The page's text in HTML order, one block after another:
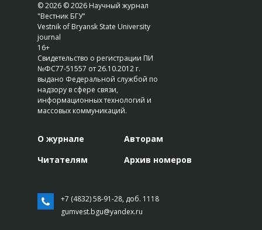
© 2026 © 2026 Научный журнал
"Вестник БГУ"
Vestnik of Bryansk State University
journal
16+
Свидетельство о регистрации ПИ
№ФС77-51557 от 26.10.2012 г.
выдано Федеральной службой по
надзору в сфере связи,
информационных технологий и
массовых коммуникаций.
О журнале
Авторам
Читателям
Архив номеров
+7 (4832) 58-91-28, доб. 1118
gumvest.bgu@yandex.ru